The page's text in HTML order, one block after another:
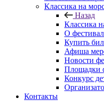
Классика на
Назад
Классика
О
Купить
Афиша
Новости
Площадки
Конкурс
Контакты